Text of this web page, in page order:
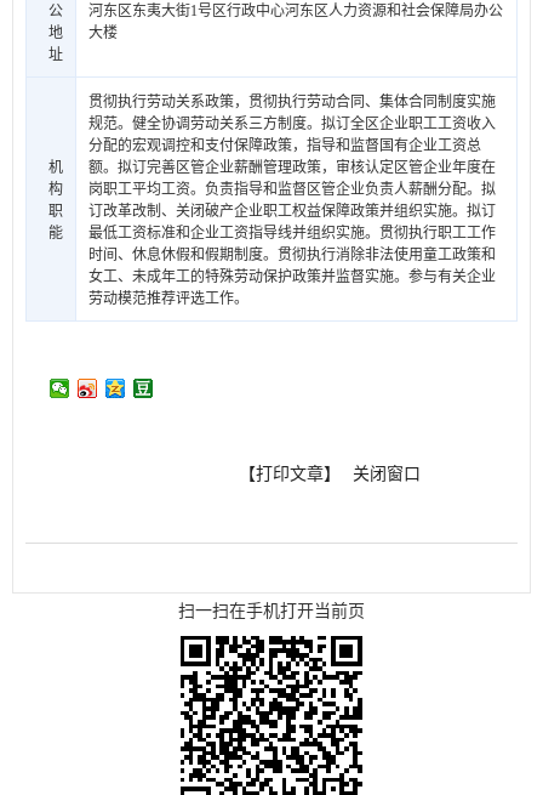
公
地
址
河东区东夷大街1号区行政中心河东区人力资源和社会保障局办公
大楼
机
构
职
能
贯彻执行劳动关系政策，贯彻执行劳动合同、集体合同制度实施
规范。健全协调劳动关系三方制度。拟订全区企业职工工资收入
分配的宏观调控和支付保障政策，指导和监督国有企业工资总
额。拟订完善区管企业薪酬管理政策，审核认定区管企业年度在
岗职工平均工资。负责指导和监督区管企业负责人薪酬分配。拟
订改革改制、关闭破产企业职工权益保障政策并组织实施。拟订
最低工资标准和企业工资指导线并组织实施。贯彻执行职工工作
时间、休息休假和假期制度。贯彻执行消除非法使用童工政策和
女工、未成年工的特殊劳动保护政策并监督实施。参与有关企业
劳动模范推荐评选工作。
【打印文章】 关闭窗口
扫一扫在手机打开当前页